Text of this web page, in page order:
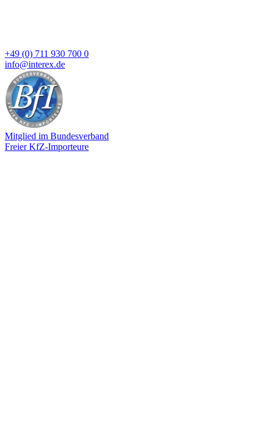
+49 (0) 711 930 700 0
info@interex.de
Mitglied im Bundesverband
Freier KfZ-Importeure